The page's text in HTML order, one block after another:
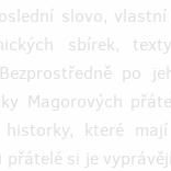
slovo,
sbírek,
po
Magorových
historky, které
přátelé si je